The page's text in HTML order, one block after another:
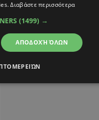
Διαβάστε περισσότερα
(1499) →
ΑΠΟΔΟΧΉ ΌΛΩΝ